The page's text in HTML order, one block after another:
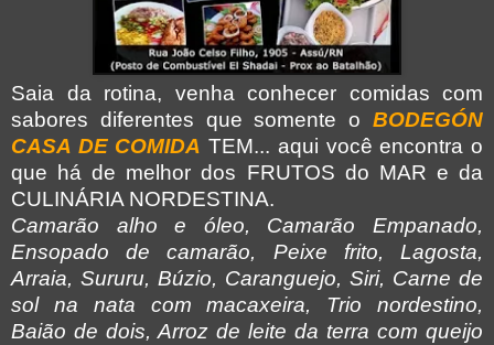
Saia da rotina, venha conhecer comidas com
sabores diferentes que somente o BODEGÓN
CASA DE COMIDA TEM... aqui você encontra o
que há de melhor dos FRUTOS do MAR e da
CULINÁRIA NORDESTINA.
Camarão alho e óleo, Camarão Empanado,
Ensopado de camarão, Peixe frito, Lagosta,
Arraia, Sururu, Búzio, Caranguejo, Siri, Carne de
sol na nata com macaxeira, Trio nordestino,
Baião de dois, Arroz de leite da terra com queijo